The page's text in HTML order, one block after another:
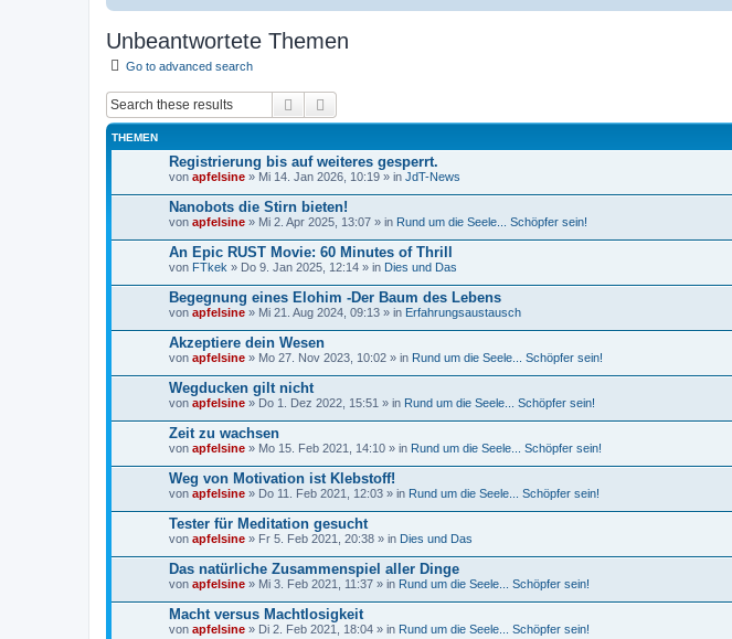
Unbeantwortete Themen
Go to advanced search
Suche
THEMEN
Registrierung bis auf weiteres gesperrt.
von apfelsine » Mi 14. Jan 2026, 10:19 » in JdT-News
Nanobots die Stirn bieten!
von apfelsine » Mi 2. Apr 2025, 13:07 » in Rund um die Seele... Schöpfer sein!
An Epic RUST Movie: 60 Minutes of Thrill
von FTkek » Do 9. Jan 2025, 12:14 » in Dies und Das
Begegnung eines Elohim -Der Baum des Lebens
von apfelsine » Mi 21. Aug 2024, 09:13 » in Erfahrungsaustausch
Akzeptiere dein Wesen
von apfelsine » Mo 27. Nov 2023, 10:02 » in Rund um die Seele... Schöpfer sein!
Wegducken gilt nicht
von apfelsine » Do 1. Dez 2022, 15:51 » in Rund um die Seele... Schöpfer sein!
Zeit zu wachsen
von apfelsine » Mo 15. Feb 2021, 14:10 » in Rund um die Seele... Schöpfer sein!
Weg von Motivation ist Klebstoff!
von apfelsine » Do 11. Feb 2021, 12:03 » in Rund um die Seele... Schöpfer sein!
Tester für Meditation gesucht
von apfelsine » Fr 5. Feb 2021, 20:38 » in Dies und Das
Das natürliche Zusammenspiel aller Dinge
von apfelsine » Mi 3. Feb 2021, 11:37 » in Rund um die Seele... Schöpfer sein!
Macht versus Machtlosigkeit
von apfelsine » Di 2. Feb 2021, 18:04 » in Rund um die Seele... Schöpfer sein!